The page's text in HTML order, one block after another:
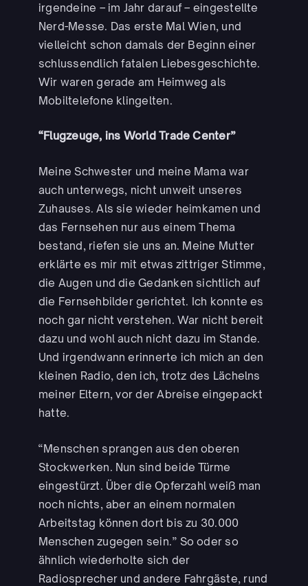
irgendeine – im Jahr darauf – eingestellte
Nerd-Messe. Das erste Mal Wien, und
vielleicht schon damals der Beginn einer
schlussendlich fatalen Liebesgeschichte.
Wir waren gerade am Heimweg als
Mobiltelefone klingelten.
“Flugzeuge, ins World Trade Center”
Meine Schwester und meine Mama war
auch unterwegs, nicht unweit unseres
Zuhauses. Als sie wieder heimkamen und
das Fernsehen nur aus einem Thema
bestand, riefen sie uns an. Meine Mutter
erklärte es mir mit etwas zittriger Stimme,
die Augen und die Gedanken sichtlich auf
die Fernsehbilder gerichtet. Ich konnte es
noch gar nicht verstehen. War nicht bereit
dazu und wohl auch nicht dazu im Stande.
Und irgendwann erinnerte ich mich an den
kleinen Radio, den ich, trotz des Lächelns
meiner Eltern, vor der Abreise eingepackt
hatte.
“Menschen sprangen aus den oberen
Stockwerken. Nun sind beide Türme
eingestürzt. Über die Opferzahl weiß man
noch nichts, aber an einem normalen
Arbeitstag können dort bis zu 30.000
Menschen zugegen sein.” So oder so
ähnlich wiederholte sich der
Radiosprecher und andere Fahrgäste, rund